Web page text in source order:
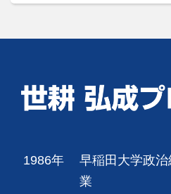
1986年
早稲田大学政
業